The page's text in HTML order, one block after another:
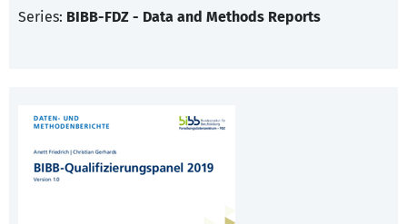
Series: BIBB-FDZ - Data and Methods Reports